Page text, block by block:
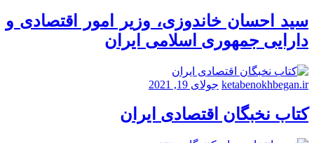
سید احسان خاندوزی، وزیر امور اقتصادی و
دارایی جمهوری اسلامی ایران
ketabenokhbegan.ir جولای 19, 2021
کتاب نخبگان اقتصادی ایران